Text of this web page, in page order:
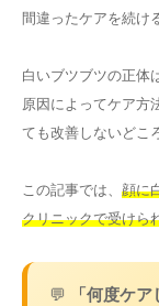
間違ったケアを続け
白いブツブツの正体
原因によってケア方
ても改善しないどこ
この記事では、 顔に
クリニックで受けら
💬
「何度ケ